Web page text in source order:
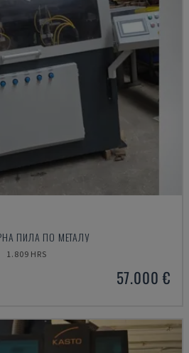
ПИЛА ПО МЕТАЛУ
1.809 HRS
57.000 €